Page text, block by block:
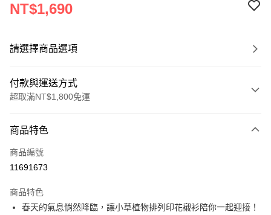
NT$1,690
請選擇商品選項
付款與運送方式
超取滿NT$1,800免運
信用卡一次付款
超商取貨付款
Apple Pay
商品特色
商品編號
11691673
商品特色
春天的氣息悄然降臨，讓小草植物排列印花襯衫陪你一起迎接！